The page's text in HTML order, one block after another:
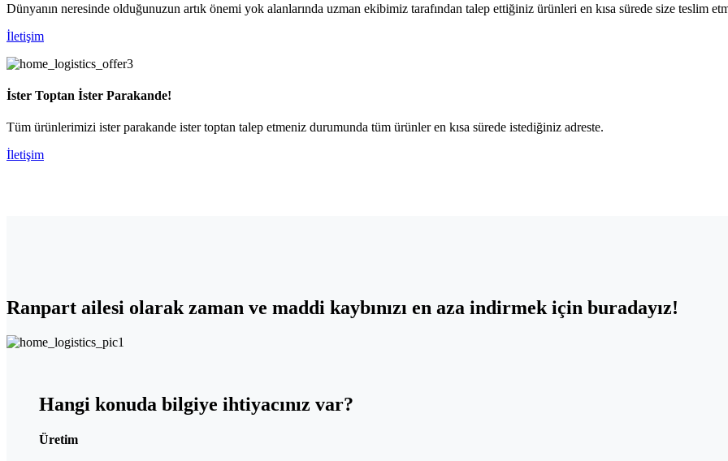
Dünyanın neresinde olduğunuzun artık önemi yok alanlarında uzman ekibimiz tarafından talep ettiğiniz ürünleri en kısa sürede size teslim
İletişim
İster Toptan İster Parakande!
Tüm ürünlerimizi ister parakande ister toptan talep etmeniz durumunda tüm ürünler en kısa sürede istediğiniz adreste.
İletişim
Ranpart ailesi olarak zaman ve maddi kaybınızı en aza indirmek için buradayız!
Hangi konuda bilgiye ihtiyacınız var?
Üretim